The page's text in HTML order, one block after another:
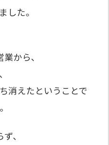
した。
から、
消えたということで
、